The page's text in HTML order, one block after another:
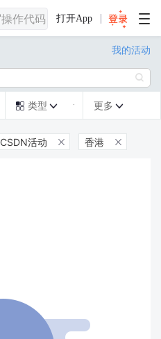
打开App
我的活动

 类型  更多 
CSDN活动  香港 